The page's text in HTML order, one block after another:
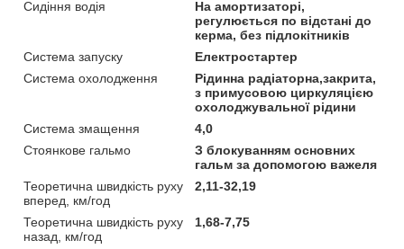
Сидіння водія
На амортизаторі,
регулюється по відстані до
керма, без підлокітників
Система запуску
Електростартер
Система охолодження
Рідинна радіаторна,закрита,
з примусовою циркуляцією
охолоджувальної рідини
Система змащення
4,0
Стоянкове гальмо
З блокуванням основних
гальм за допомогою важеля
Теоретична швидкість руху
вперед, км/год
2,11-32,19
Теоретична швидкість руху
назад, км/год
1,68-7,75